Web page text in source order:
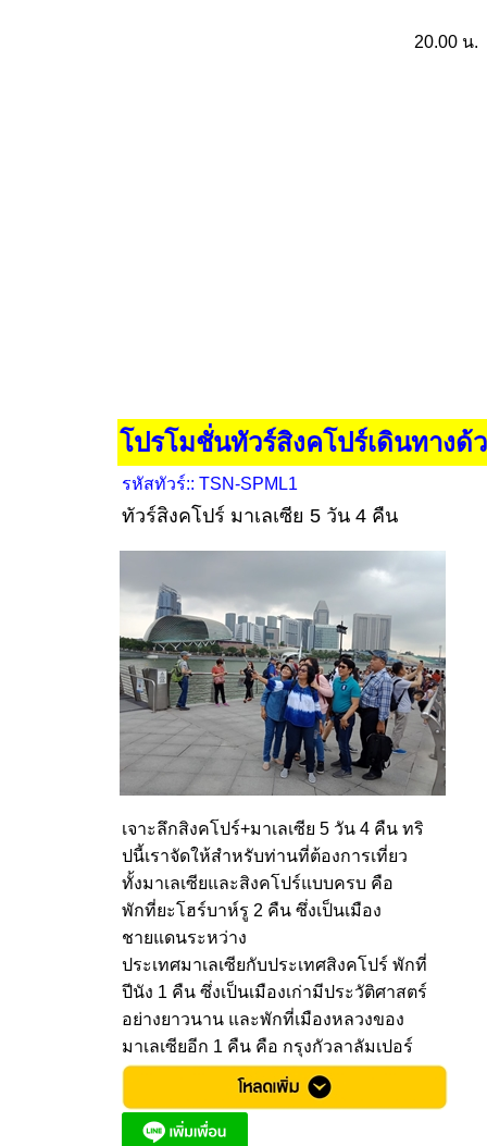
20.00 น.
โปรโมชั่นทัวร์สิงคโปร์เดินทางด้
รหัสทัวร์:: TSN-SPML1
ทัวร์สิงคโปร์ มาเลเซีย 5 วัน 4 คืน
เจาะลึกสิงคโปร์+มาเลเซีย 5 วัน 4 คืน ทริ
ปนี้เราจัดให้สำหรับท่านที่ต้องการเที่ยว
ทั้งมาเลเซียและสิงคโปร์แบบครบ คือ
พักที่ยะโฮร์บาห์รู 2 คืน ซึ่งเป็นเมือง
ชายแดนระหว่าง
ประเทศมาเลเซียกับประเทศสิงคโปร์ พักที่
ปีนัง 1 คืน ซึ่งเป็นเมืองเก่ามีประวัติศาสตร์
อย่างยาวนาน และพักที่เมืองหลวงของ
มาเลเซียอีก 1 คืน คือ กรุงกัวลาลัมเปอร์